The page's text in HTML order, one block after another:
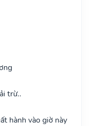
trừ..
hành vào giờ này